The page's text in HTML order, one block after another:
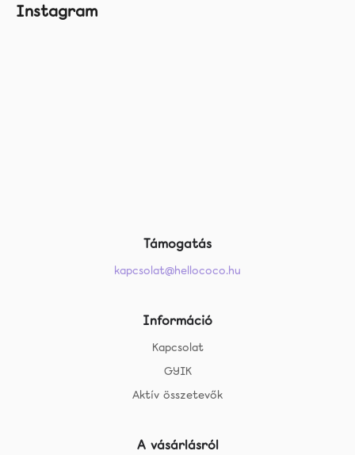
Instagram
Támogatás
kapcsolat@hellococo.hu
Információ
Kapcsolat
GYIK
Aktív összetevők
A vásárlásról